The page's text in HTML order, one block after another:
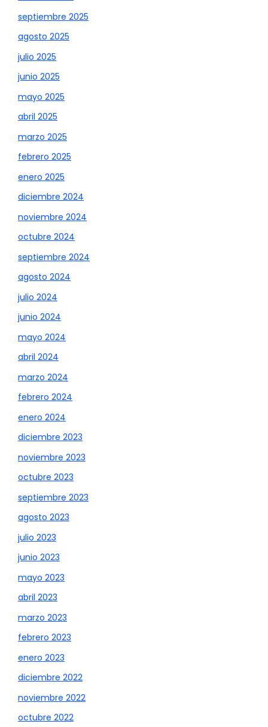
septiembre 2025
agosto 2025
julio 2025
junio 2025
mayo 2025
abril 2025
marzo 2025
febrero 2025
enero 2025
diciembre 2024
noviembre 2024
octubre 2024
septiembre 2024
agosto 2024
julio 2024
junio 2024
mayo 2024
abril 2024
marzo 2024
febrero 2024
enero 2024
diciembre 2023
noviembre 2023
octubre 2023
septiembre 2023
agosto 2023
julio 2023
junio 2023
mayo 2023
abril 2023
marzo 2023
febrero 2023
enero 2023
diciembre 2022
noviembre 2022
octubre 2022